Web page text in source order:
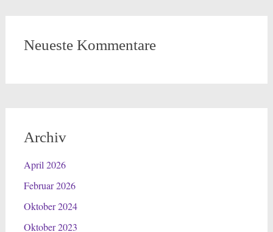
Neueste Kommentare
Archiv
April 2026
Februar 2026
Oktober 2024
Oktober 2023